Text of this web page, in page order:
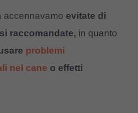
accennavamo evitate di
raccomandate, in quanto
problemi
nel cane o effetti